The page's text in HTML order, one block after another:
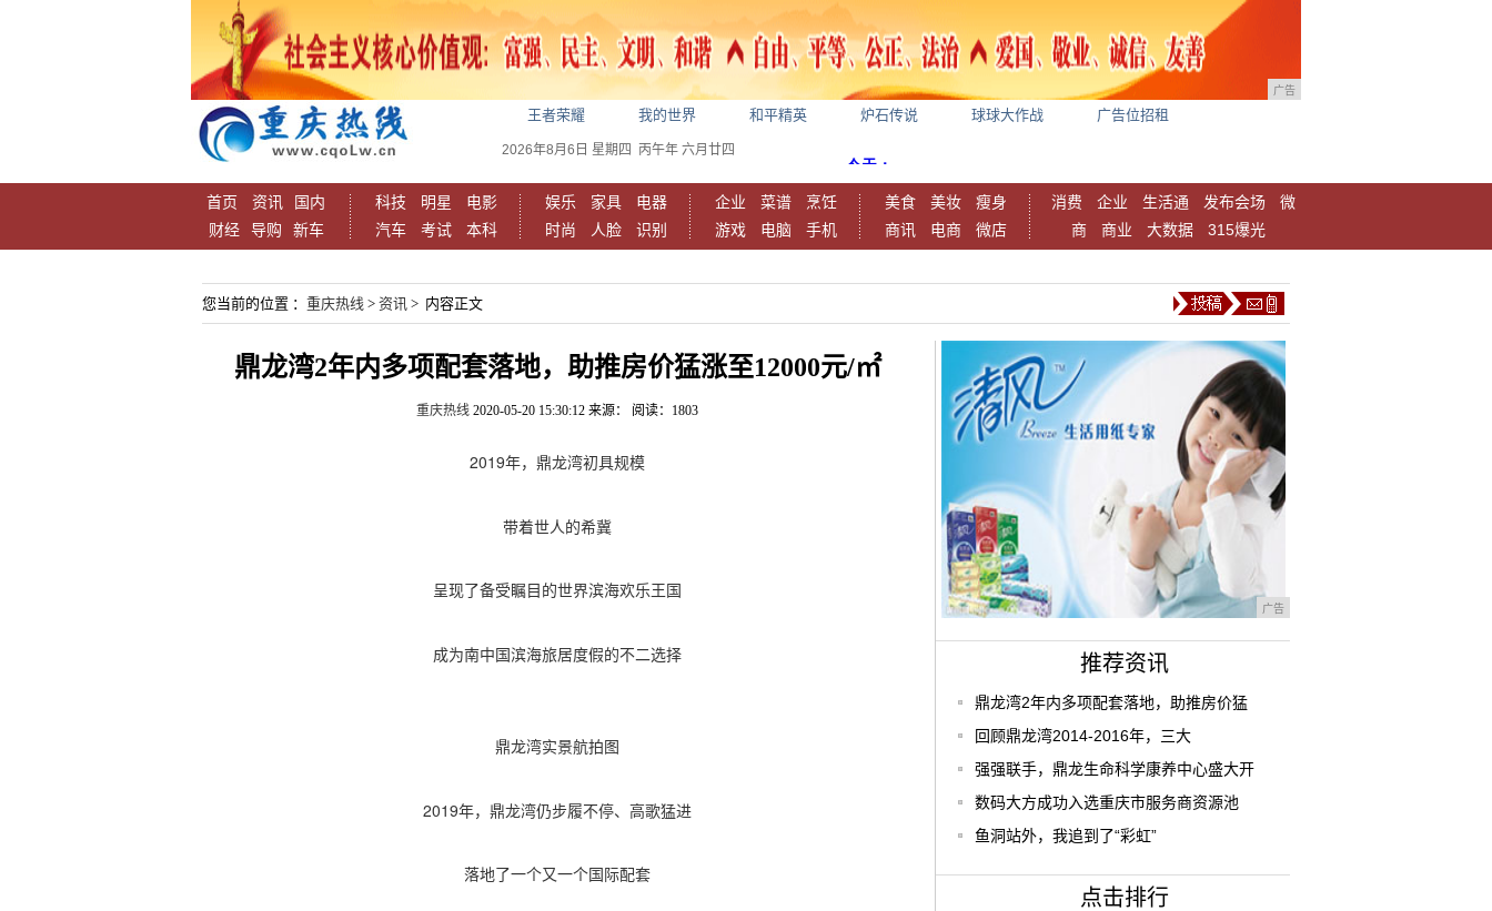
广告
王者荣耀 我的世界 和平精英 炉石传说 球球大作战 广告位招租
2026年8月6日 星期四 丙午年 六月廿四
首页 资讯
国内
财经
导购 新车
科技 明星
电影
汽车
考试 本科
娱乐 家具
电器
时尚
人脸 识别
企业 菜谱
烹饪
游戏
电脑 手机
美食 美妆
瘦身
商讯
电商 微店
消费 企业 生活通 发布会场
微
商
商业 大数据 315爆光
您当前的位置 ： 重庆热线 > 资讯 > 内容正文
鼎龙湾2年内多项配套落地，助推房价猛涨至12000元/㎡
重庆热线 2020-05-20 15:30:12 来源： 阅读：1803
2019年，鼎龙湾初具规模
带着世人的希冀
呈现了备受瞩目的世界滨海欢乐王国
成为南中国滨海旅居度假的不二选择
鼎龙湾实景航拍图
2019年，鼎龙湾仍步履不停、高歌猛进
落地了一个又一个国际配套
广告
推荐资讯
鼎龙湾2年内多项配套落地，助推房价猛
回顾鼎龙湾2014-2016年，三大
强强联手，鼎龙生命科学康养中心盛大开
数码大方成功入选重庆市服务商资源池
鱼洞站外，我追到了“彩虹”
点击排行